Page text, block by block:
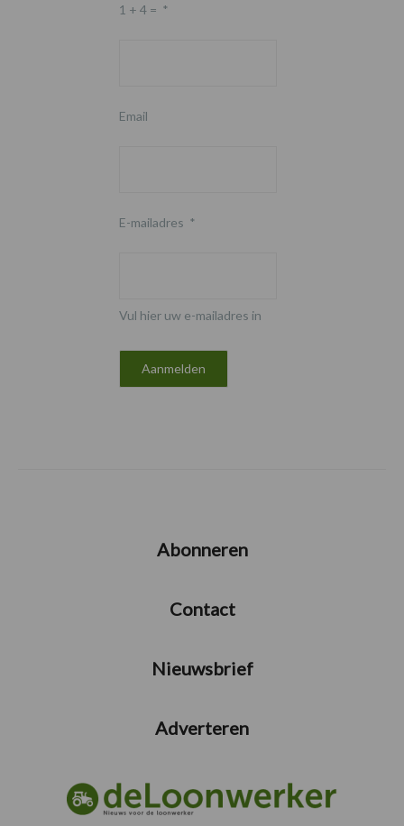
1 + 4 = *
Email
E-mailadres *
Vul hier uw e-mailadres in
Abonneren
Contact
Nieuwsbrief
Adverteren